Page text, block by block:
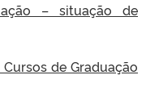
– situação de
de Graduação